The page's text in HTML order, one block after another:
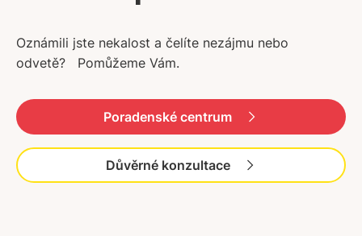
Oznámili jste nekalost a čelíte nezájmu nebo
odvetě? Pomůžeme Vám.
Poradenské centrum
Důvěrné konzultace